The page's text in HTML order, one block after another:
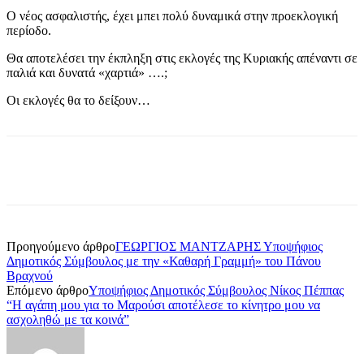
Ο νέος ασφαλιστής, έχει μπει πολύ δυναμικά στην προεκλογική
περίοδο.
Θα αποτελέσει την έκπληξη στις εκλογές της Κυριακής απέναντι σε
παλιά και δυνατά «χαρτιά» ….;
Οι εκλογές θα το δείξουν…
Προηγούμενο άρθροΓΕΩΡΓΙΟΣ ΜΑΝΤΖΑΡΗΣ Υποψήφιος
Δημοτικός Σύμβουλος με την «Καθαρή Γραμμή» του Πάνου
Βραχνού
Επόμενο άρθροΥποψήφιος Δημοτικός Σύμβουλος Νίκος Πέππας
“Η αγάπη μου για το Μαρούσι αποτέλεσε το κίνητρο μου να
ασχοληθώ με τα κοινά”